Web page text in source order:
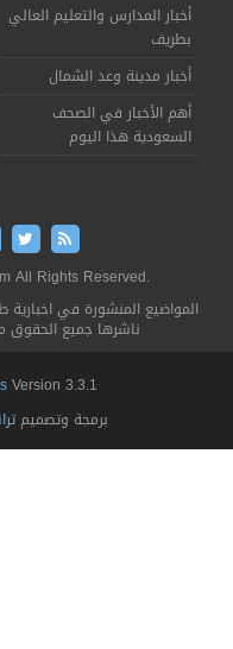
أخبار المدارس والتعليم العالي
بطريف
أخبار مدينة وعد الشمال
أهم الأخبار في الصحف
السعودية هذا اليوم
All Rights Reserved.
المواضيع المنشورة في اخبارية
ناشرها جميع الحقوق
Version 3.3.1
برمجة وتصميم